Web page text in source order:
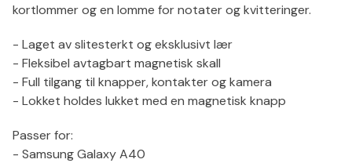
kortlommer og en lomme for notater og kvitteringer.
- Laget av slitesterkt og eksklusivt lær
- Fleksibel avtagbart magnetisk skall
- Full tilgang til knapper, kontakter og kamera
- Lokket holdes lukket med en magnetisk knapp
Passer for:
- Samsung Galaxy A40